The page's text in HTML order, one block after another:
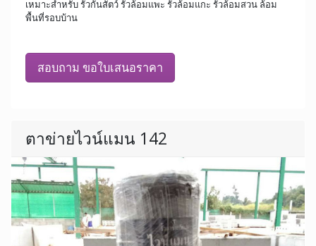
เหมาะสำหรับ รั้วกั้นสัตว์ รั้วล้อมแพะ รั้วล้อมแกะ รั้วล้อมสวน ล้อม
พื้นที่รอบบ้าน
สอบถาม ขอใบเสนอราคา
ตาข่ายไวน์แมน 142